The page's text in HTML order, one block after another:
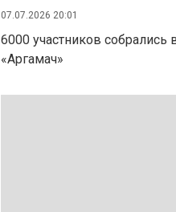
07.07.2026 20:01
6000 участников собрались
«Аргамач»